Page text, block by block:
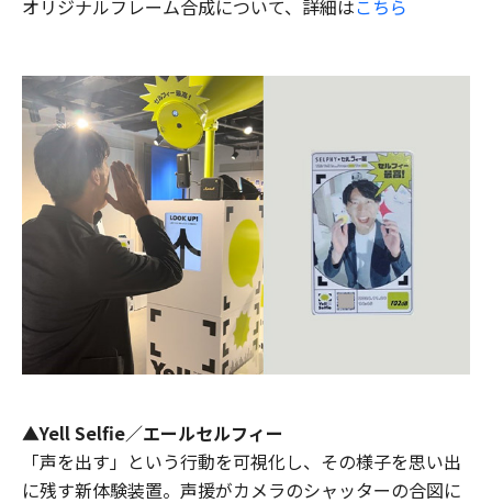
オリジナルフレーム合成について、詳細はこちら
▲Yell Selfie／エールセルフィー
「声を出す」という行動を可視化し、その様子を思い出
に残す新体験装置。声援がカメラのシャッターの合図に